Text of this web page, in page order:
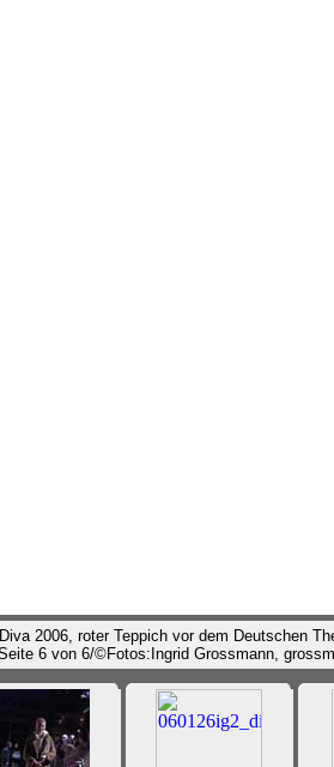
2006, roter Teppich vor dem Deutschen
6 von 6/©Fotos:Ingrid Grossmann,